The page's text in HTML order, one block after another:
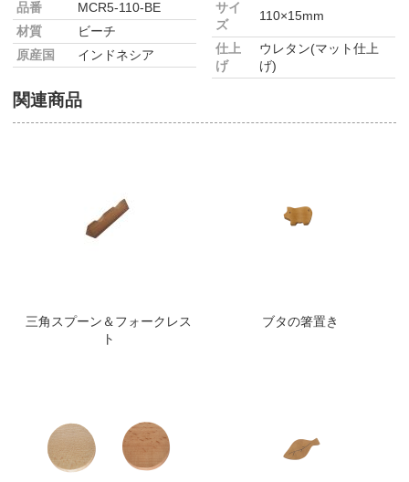
品番
MCR5-110-BE
材質
ビーチ
原産国
インドネシア
サイ
ズ
110×15mm
仕上
げ
ウレタン(マット仕上
げ)
関連商品
三角スプーン＆フォークレス
ト
ブタの箸置き